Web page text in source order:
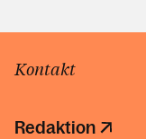
Kontakt
Redaktion